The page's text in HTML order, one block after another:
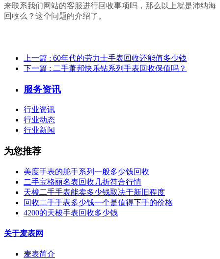
来联系我们网站的客服进行回收事项吗，那么以上就是沛纳海
回收么？这个问题的介绍了。
上一篇 : 60年代的劳力士手表回收还能值多少钱
下一篇 : 二手萧邦快乐钻系列手表回收保值吗？
服务资讯
行业资讯
行业动态
行业新闻
为您推荐
美度手表的舵手系列一般多少钱回收
二手宝格丽名表回收几折符合行情
天梭二手手表能卖多少钱取决于新旧程度
回收二手手表多少钱一个是值得下手的价格
4200的天梭手表回收多少钱
关于麦表网
麦表简介